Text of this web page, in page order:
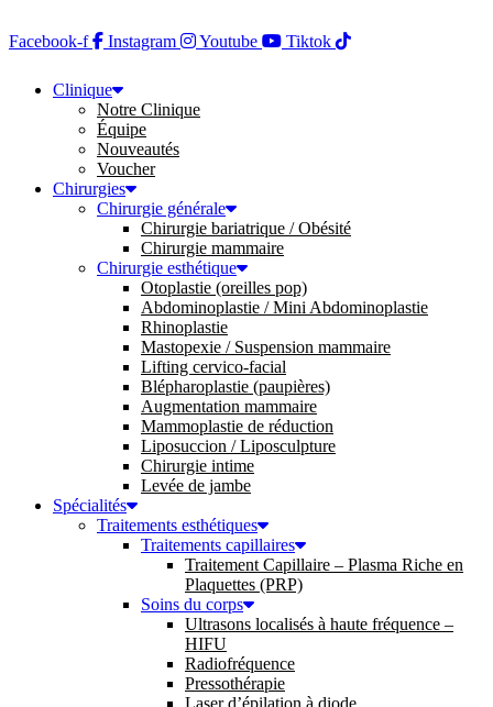
Facebook-f Instagram Youtube Tiktok
Clinique
Notre Clinique
Équipe
Nouveautés
Voucher
Chirurgies
Chirurgie générale
Chirurgie bariatrique / Obésité
Chirurgie mammaire
Chirurgie esthétique
Otoplastie (oreilles pop)
Abdominoplastie / Mini Abdominoplastie
Rhinoplastie
Mastopexie / Suspension mammaire
Lifting cervico-facial
Blépharoplastie (paupières)
Augmentation mammaire
Mammoplastie de réduction
Liposuccion / Liposculpture
Chirurgie intime
Levée de jambe
Spécialités
Traitements esthétiques
Traitements capillaires
Traitement Capillaire – Plasma Riche en
Plaquettes (PRP)
Soins du corps
Ultrasons localisés à haute fréquence –
HIFU
Radiofréquence
Pressothérapie
Laser d’épilation à diode